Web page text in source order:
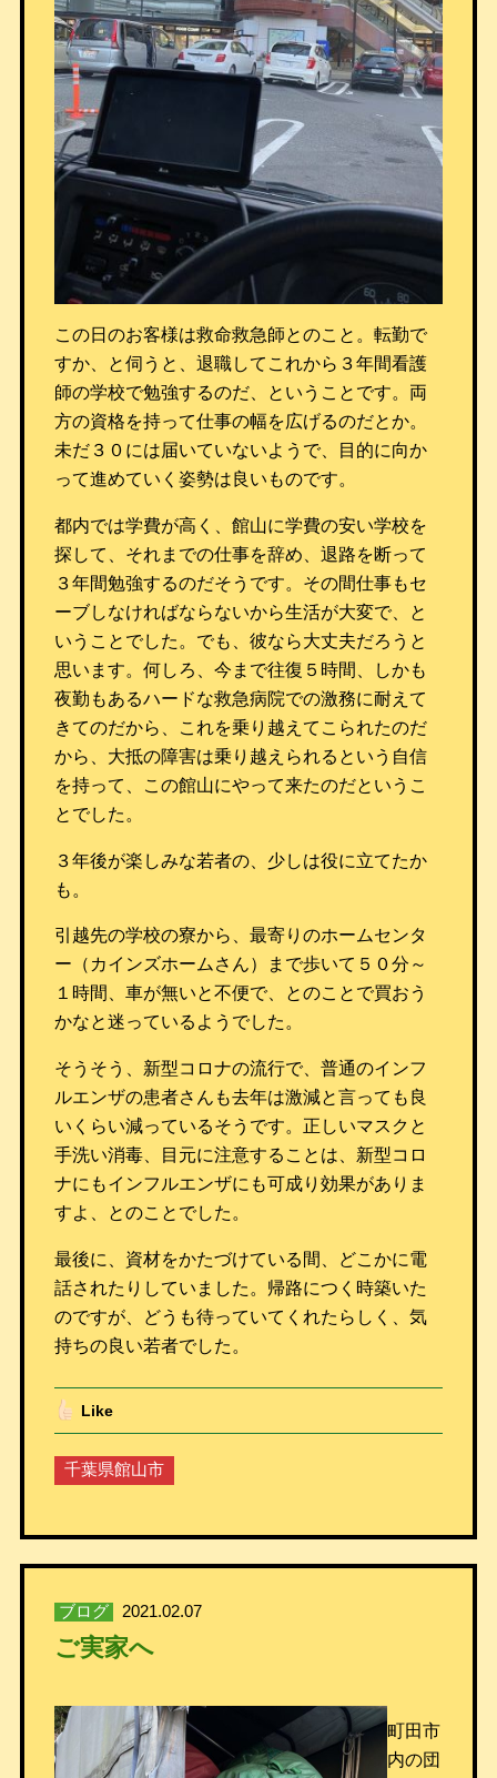
この日のお客様は救命救急師とのこと。転勤で
すか、と伺うと、退職してこれから３年間看護
師の学校で勉強するのだ、ということです。両
方の資格を持って仕事の幅を広げるのだとか。
未だ３０には届いていないようで、目的に向か
って進めていく姿勢は良いものです。
都内では学費が高く、館山に学費の安い学校を
探して、それまでの仕事を辞め、退路を断って
３年間勉強するのだそうです。その間仕事もセ
ーブしなければならないから生活が大変で、と
いうことでした。でも、彼なら大丈夫だろうと
思います。何しろ、今まで往復５時間、しかも
夜勤もあるハードな救急病院での激務に耐えて
きてのだから、これを乗り越えてこられたのだ
から、大抵の障害は乗り越えられるという自信
を持って、この館山にやって来たのだというこ
とでした。
３年後が楽しみな若者の、少しは役に立てたか
も。
引越先の学校の寮から、最寄りのホームセンタ
ー（カインズホームさん）まで歩いて５０分～
１時間、車が無いと不便で、とのことで買おう
かなと迷っているようでした。
そうそう、新型コロナの流行で、普通のインフ
ルエンザの患者さんも去年は激減と言っても良
いくらい減っているそうです。正しいマスクと
手洗い消毒、目元に注意することは、新型コロ
ナにもインフルエンザにも可成り効果がありま
すよ、とのことでした。
最後に、資材をかたづけている間、どこかに電
話されたりしていました。帰路につく時築いた
のですが、どうも待っていてくれたらしく、気
持ちの良い若者でした。
Like
千葉県館山市
ブログ 2021.02.07
ご実家へ
町田市
内の団